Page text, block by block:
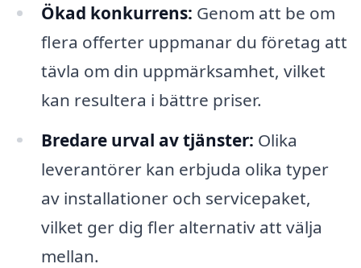
Ökad konkurrens: Genom att be om
flera offerter uppmanar du företag att
tävla om din uppmärksamhet, vilket
kan resultera i bättre priser.
Bredare urval av tjänster: Olika
leverantörer kan erbjuda olika typer
av installationer och servicepaket,
vilket ger dig fler alternativ att välja
mellan.